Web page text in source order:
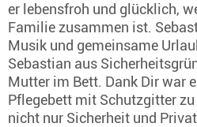
er lebensfroh und glücklich,
Familie zusammen ist.
Musik und gemeinsame
Sebastian aus
Mutter im Bett. Dank Dir war
Pflegebett mit Schutzgitter
nicht nur Sicherheit und